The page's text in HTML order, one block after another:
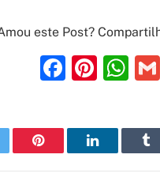
este Post?
Pinterest LinkedIn